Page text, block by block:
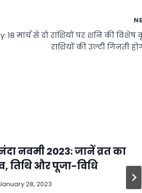
18 मार्च से दो राशियों पर शनि की विशेष
राशियों की उल्टी गिनती
नवमी 2023: जानें व्रत का
तिथि और पूजा-विधि
28, 2023